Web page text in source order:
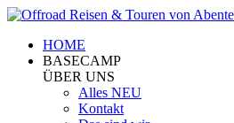
HOME
BASECAMP
ÜBER UNS
Alles NEU
Kontakt